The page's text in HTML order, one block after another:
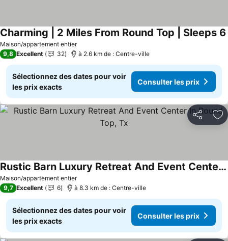
Maison/appartement entier
Charming | 2 Miles From Round Top | Sleeps 6
9,8 Excellent 32 à 2.6 km de : Centre-ville
Sélectionnez des dates pour voir
les prix exacts
Consulter les prix
Partager
Maison/appartement entier
Rustic Barn Luxury Retreat And Event Center In Round Top, Tx
Consulter les prix
9,7 Excellent 6 à 8.3 km de : Centre-ville
Sélectionnez des dates pour voir
les prix exacts
Consulter les prix